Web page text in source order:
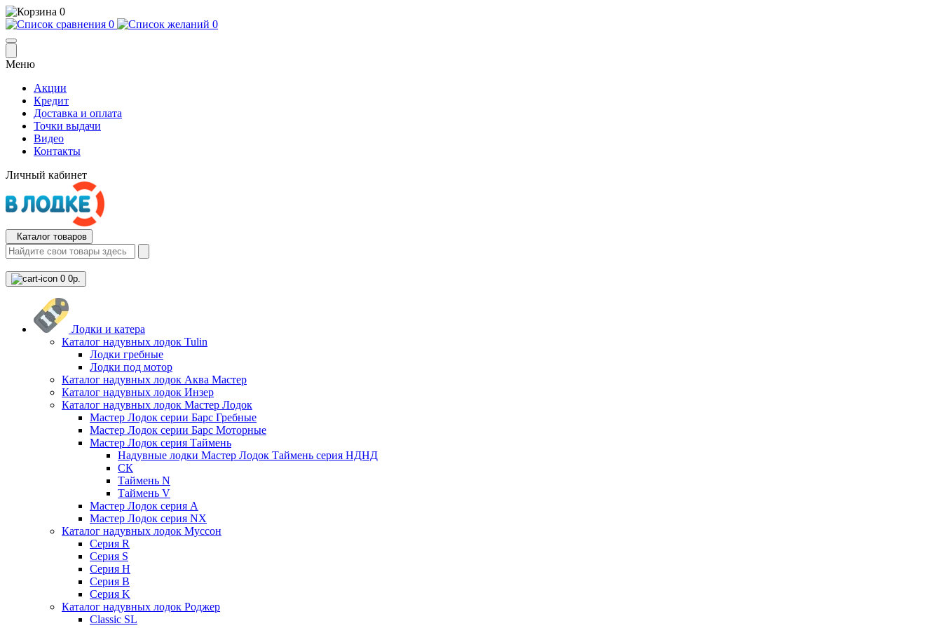
0
0
0
Меню
Акции
Кредит
Доставка и оплата
Точки выдачи
Видео
Контакты
Личный кабинет
Каталог товаров
0 0р.
Лодки и катера
Каталог надувных лодок Tulin
Лодки гребные
Лодки под мотор
Каталог надувных лодок Аква Мастер
Каталог надувных лодок Инзер
Каталог надувных лодок Мастер Лодок
Мастер Лодок серии Барс Гребные
Мастер Лодок серии Барс Моторные
Мастер Лодок серия Таймень
Надувные лодки Мастер Лодок Таймень серия НДНД
СК
Таймень N
Таймень V
Мастер Лодок серия А
Мастер Лодок серия NX
Каталог надувных лодок Муссон
Серия R
Серия S
Серия H
Серия B
Серия K
Каталог надувных лодок Роджер
Classic SL